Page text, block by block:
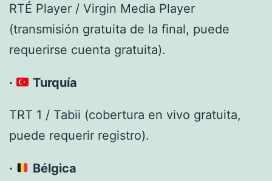
RTÉ Player / Virgin Media Player
(transmisión gratuita de la final, puede
requerirse cuenta gratuita).
· Turquía
TRT 1 / Tabii (cobertura en vivo gratuita,
puede requerir registro).
· Bélgica